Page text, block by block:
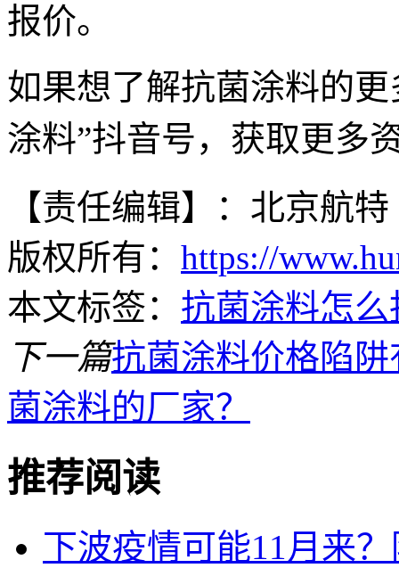
报价。
如果想了解抗菌涂料的
涂料”抖音号，获取更多
【责任编辑】：北京航特
版权所有： https://
本文标签： 抗菌涂料怎么
下一篇抗菌涂料价格陷
菌涂料的厂家？
推荐阅读
下波疫情可能11月来